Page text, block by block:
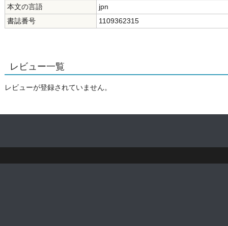
本文の言語
jpn
書誌番号
1109362315
レビュー一覧
レビューが登録されていません。